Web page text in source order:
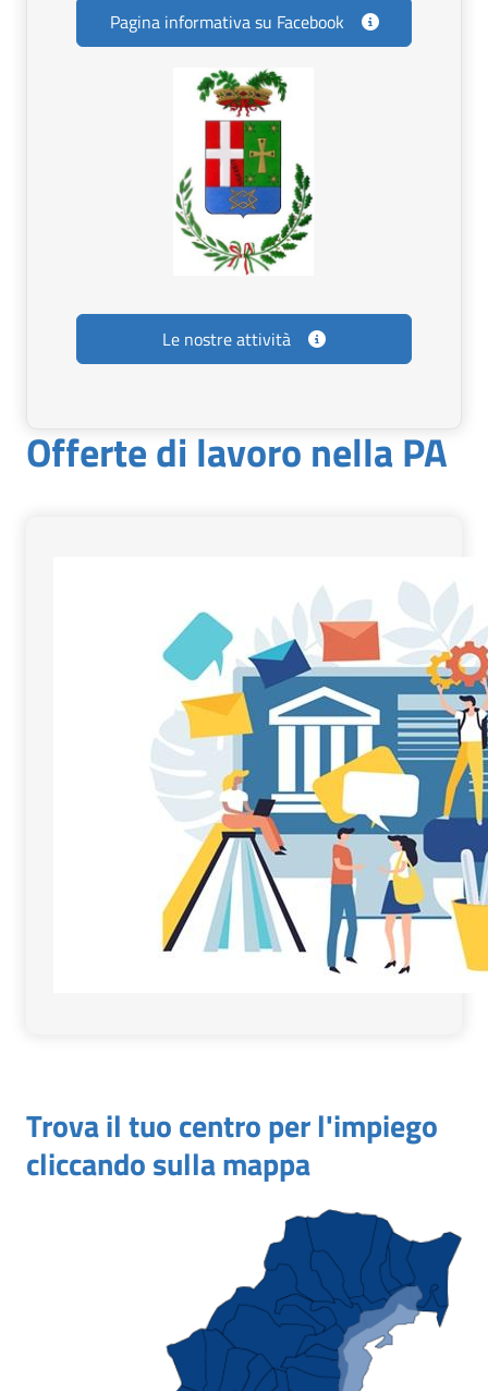
Pagina informativa su Facebook
Le nostre attività
Offerte di lavoro nella PA
Trova il tuo centro per l'impiego
cliccando sulla mappa